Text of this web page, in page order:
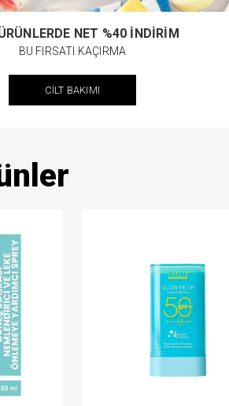
NET %40 İNDİRİM
BU FIRSATI KAÇIRMA
CİLT BAKIMI